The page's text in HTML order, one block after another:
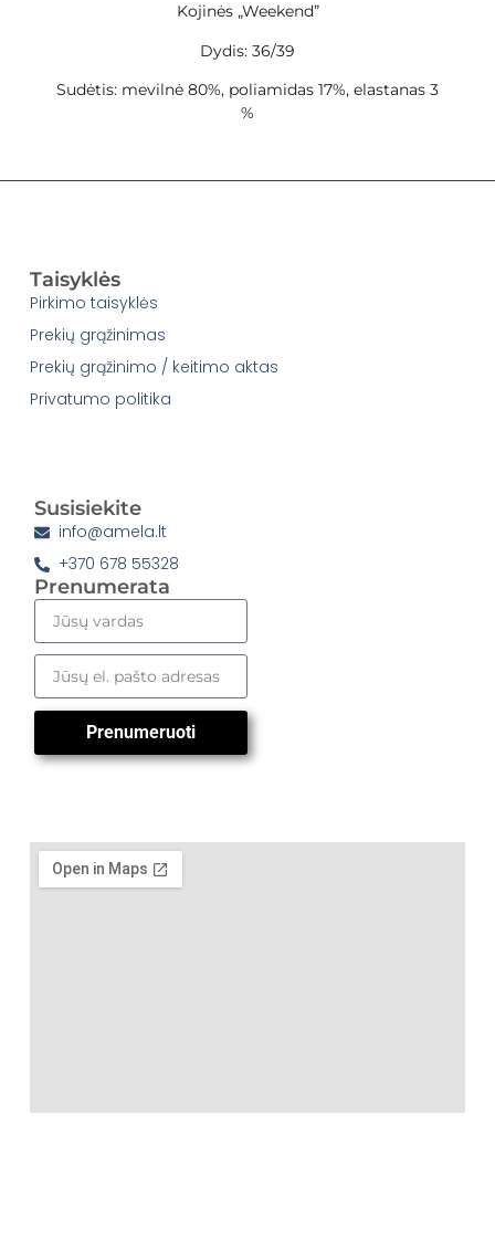
Kojinės „Weekend”
Dydis: 36/39
Sudėtis: mevilnė 80%, poliamidas 17%, elastanas 3
%
Taisyklės
Pirkimo taisyklės
Prekių grąžinimas
Prekių grąžinimo / keitimo aktas
Privatumo politika
Susisiekite
info@amela.lt
+370 678 55328
Prenumerata
Prenumeruoti